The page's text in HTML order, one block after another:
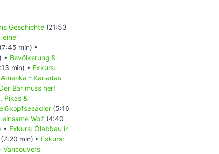
Geschichte (21:53
einer
(7:45 min) •
• Bevölkerung &
min) • Exkurs:
- Kanadas
Bär muss her!
Pikas &
(5:16
Wolf (4:40
• Exkurs: Ölabbau in
(7:20 min) • Exkurs:
Vancouvers